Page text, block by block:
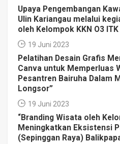
Upaya Pengembangan
Ulin Kariangau melalui
oleh Kelompok KKN O3 ITK
19 Juni 2023
Pelatihan Desain Grafis
Canva untuk Memperluas
Pesantren Bairuha Dalam
Longsor”
19 Juni 2023
“Branding Wisata oleh
Meningkatkan Eksistensi
(Sepinggan Raya)